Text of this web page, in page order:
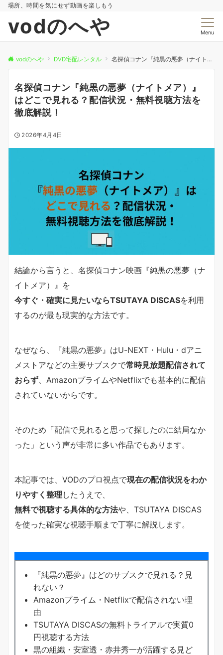
場所、時間を気にせず動画を楽しもう
vodのへや Menu
vodのへや DVD宅配レンタル 名探偵コナン『純黒の悪夢（ナイトメア）』はどこで見れる？配信状況・無料視聴方法を徹底解説！
名探偵コナン『純黒の悪夢（ナイトメア）』
はどこで見れる？配信状況・無料視聴方法を
徹底解説！
2026年4月4日
結論から言うと、名探偵コナン映画『純黒の悪夢（ナ
イトメア）』を
今すぐ・確実に見たいならTSUTAYA DISCASを利用
するのが最も現実的な方法です。
なぜなら、『純黒の悪夢』はU-NEXT・Hulu・dアニ
メストアなどの主要サブスクで常時見放題配信されて
おらず 、AmazonプライムやNetflixでも基本的に配信
されていないからです。
そのため「配信で見れると思って探したのに結局なか
った」という声が非常に多い作品でもあります。
本記事では、VODのプロ視点で現在の配信状況をわか
りやすく整理 したうえで、
無料で視聴する具体的な方法や、TSUTAYA DISCAS
を使った確実な視聴手順まで丁寧に解説します。
『純黒の悪夢』はどのサブスクで見れる？見
れない？
Amazonプライム・Netflixで配信されない理
由
TSUTAYA DISCASの無料トライアルで実質0
円視聴する方法
黒の組織・安室透・赤井秀一が活躍する見ど